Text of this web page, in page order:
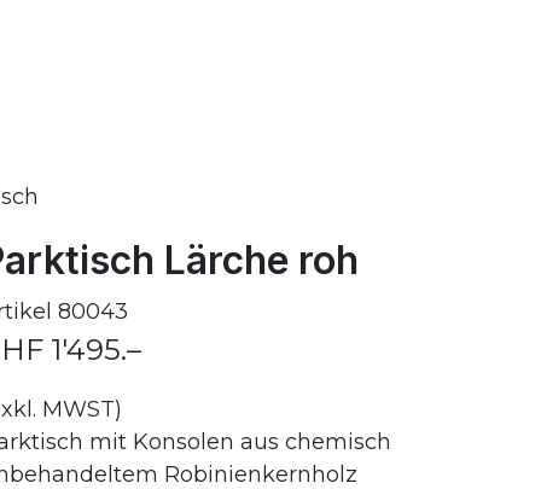
Lärche roh
80043
1'495.–
MWST)
mit Konsolen aus chemisch
Robinienkernholz